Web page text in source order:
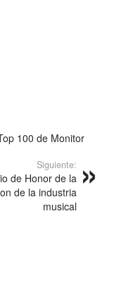
100 de Monitor
Siguiente:
de Honor de la
de la industria
musical